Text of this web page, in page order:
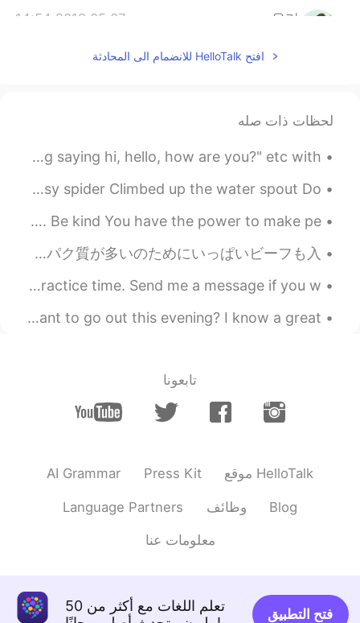
올리
2019.05.07 14:54
오 저도 그 책 한번 봐야겠네요 ㅎㅎ
올리
@beginner @졍이 @Ben Kim @상훈 サン
フン @Jung
공감해주셔서 감사합니다 😊
Ewaエバ에바
2019.05.06 23:40
올리비아님 좋은 글 감사합니다. '글 꽤 기네.
하지만 읽고나서 버릴 곳이 단 한 곳도 없다!'
한 아이의 엄마로 어찌 이리 똑똑하고 생각
이 바른 인격체를 길러냈는지 부모님이 존경
스러워요.❤ 올리비아님 시각과 제 시각은
느낀점에 대해 올려볼께요.💕
Suave Kim
2019.05.06 22:56
(시간표에 쫒기고 진상손님 대하고..)을 해소
니다, 기사님'이라는 음성이 나오게 시범적
기계음이 아니라 일반 시민, 학생, 외국인이
라고 생각할 때가 많은 것같아요)
افتح HelloTalk للانضمام الى المحادثة
لحظات ذات صله
When i read a profile and it says..."Don't send me a msg saying hi, hello, how are you?" etc with...
English Nursery Rhyme The Itsy-Bitsy Spider The itsy-bitsy spider Climbed up the water spout Do...
Daily Rules of Life 1. Smile Everything will be okay! 2. Be kind You have the power to make pe...
昨日の夕食にしらたきの焼きそばを作った Yesterday for dinner, I made yakisoba using Shirataki タンパク質が多いのためにいっぱいビーフも入...
Good afternoon wonderful people. It’s English speaking practice time. Send me a message if you w...
Let’s Practice Todd: Hi Gina, this is Todd. Do you want to go out this evening? I know a great ...
تابعونا
AI Grammar Press Kit موقع HelloTalk
Language Partners وظائف Blog
معلومات عنا
تعلم اللغات مع أكثر من 50
فتح التطبيق